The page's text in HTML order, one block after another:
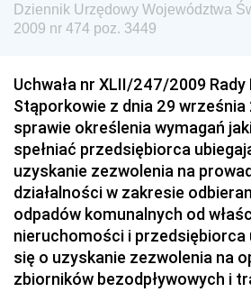
Dziennik Urzędowy Ministra
Dziennik Urzędowy Wyższego
Dziennik Urzędowy Prezesa
Kolejowego
Dziennik Urzędowy Ministra
Technologii
Dziennik Urzędowy Ministra
Dziennik Urzędowy Naczelnego
Państwowych
Dziennik Urzędowy Województwa
2009 nr 474 poz. 3449
Uchwała nr XLII/247/2009 Rady
Stąporkowie z dnia 29 września
sprawie określenia wymagań
spełniać przedsiębiorca
uzyskanie zezwolenia na
działalności w zakresie
odpadów komunalnych od
nieruchomości i przedsiębiorca
się o uzyskanie zezwolenia na
zbiorników bezodpływowych i